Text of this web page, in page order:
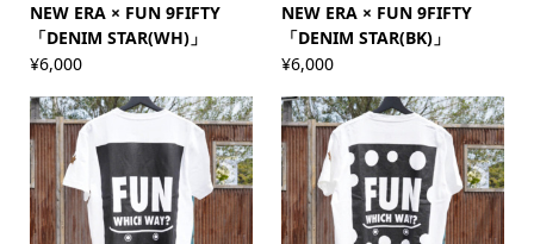
NEW ERA × FUN 9FIFTY
「DENIM STAR(WH)」
¥6,000
NEW ERA × FUN 9FIFTY
「DENIM STAR(BK)」
¥6,000